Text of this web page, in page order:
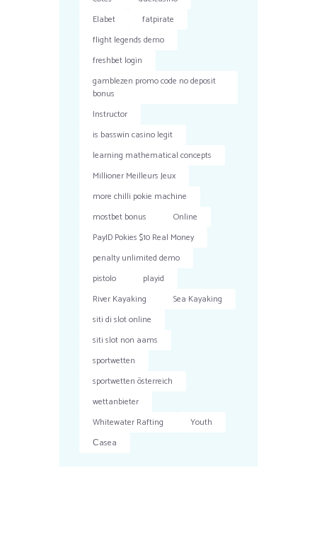
Elabet
fatpirate
flight legends demo
freshbet login
gamblezen promo code no deposit
bonus
Instructor
is basswin casino legit
learning mathematical concepts
Millioner Meilleurs Jeux
more chilli pokie machine
mostbet bonus
Online
PayID Pokies $10 Real Money
penalty unlimited demo
pistolo
playid
River Kayaking
Sea Kayaking
siti di slot online
siti slot non aams
sportwetten
sportwetten österreich
wettanbieter
Whitewater Rafting
Youth
Сasea